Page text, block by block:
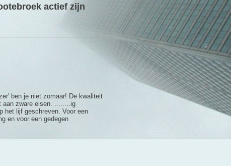
actief zijn
ben je niet zomaar! De kwaliteit
aan zware eisen. ........ig
het lijf geschreven. Voor een
en voor een gedegen